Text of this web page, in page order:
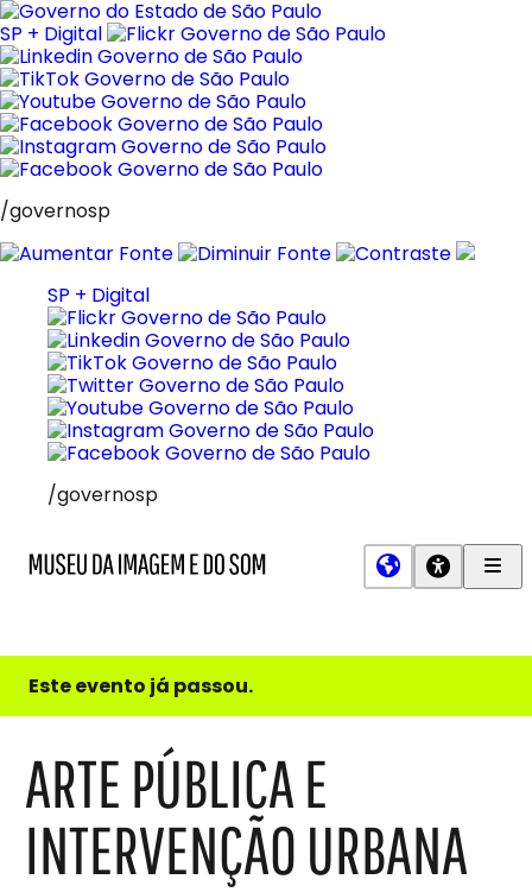
Pular
para
o
conteúdo
SP + Digital
/governosp
SP + Digital
/governosp
e
do
Este evento já passou.
ARTE PÚBLICA E
INTERVENÇÃO URBANA